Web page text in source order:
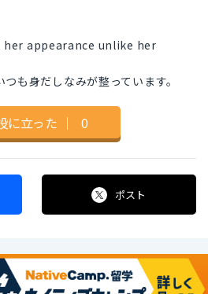
her appearance unlike her
も身だしなみが整っています。
に立った ｜ 0
ポスト